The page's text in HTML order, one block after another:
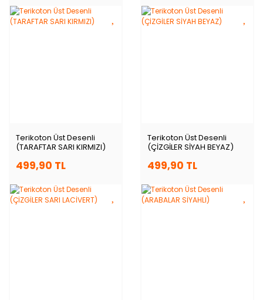
Terikoton Üst Desenli
(TARAFTAR SARI KIRMIZI)
499,90 TL
Terikoton Üst Desenli
(ÇİZGİLER SİYAH BEYAZ)
499,90 TL